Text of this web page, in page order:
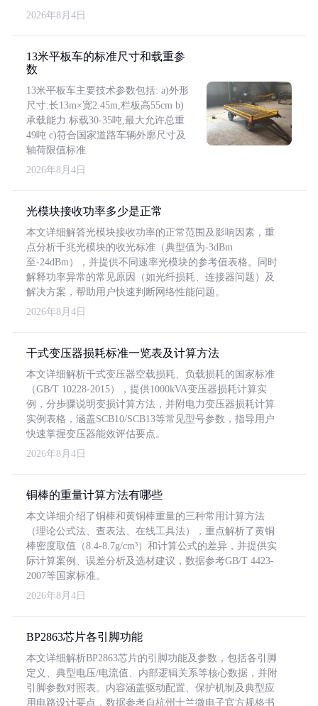
2026年8月4日
13米平板车的标准尺寸和载重参
数
13米平板车主要技术参数包括: a)外形
尺寸:长13m×宽2.45m,栏板高55cm b)
承载能力:标载30-35吨,最大允许总重
49吨 c)符合国家道路车辆外廓尺寸及
轴荷限值标准
2026年8月4日
光模块接收功率多少是正常
本文详细解答光模块接收功率的正常范围及影响因素，重
点分析千兆光模块的收光标准（典型值为-3dBm
至-24dBm），并提供不同速率光模块的参考值表格。同时
解释功率异常的常见原因（如光纤损耗、连接器问题）及
解决方案，帮助用户快速判断网络性能问题。
2026年8月4日
干式变压器损耗标准一览表及计算方法
本文详细解析干式变压器空载损耗、负载损耗的国家标准
（GB/T 10228-2015），提供1000kVA变压器损耗计算实
例，分步骤说明变损计算方法，并附电力变压器损耗计算
实例表格，涵盖SCB10/SCB13等常见型号参数，指导用户
快速掌握变压器能效评估要点。
2026年8月4日
铜棒的重量计算方法有哪些
本文详细介绍了铜棒和黄铜棒重量的三种常用计算方法
（理论公式法、查表法、在线工具法），重点解析了黄铜
棒密度取值（8.4-8.7g/cm³）和计算公式的差异，并提供实
际计算案例、误差分析及选材建议，数据参考GB/T 4423-
2007等国家标准。
2026年8月4日
BP2863芯片各引脚功能
本文详细解析BP2863芯片的引脚功能及参数，包括各引脚
定义、典型电压/电流值、内部逻辑关系等核心数据，并附
引脚参数对照表。内容涵盖驱动配置、保护机制及典型应
用电路设计要点，数据参考自杭州士兰微电子官方规格书